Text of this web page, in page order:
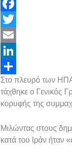
F
a
c
e
b
k
T
w
t
r
E
m
a
L
i
e
d
Μ
ρ
α
Στο πλευρό των ΗΠΑ
τάχθηκε ο Γενικός
κορυφής της
Μιλώντας στους
κατά του Ιράν ήταν